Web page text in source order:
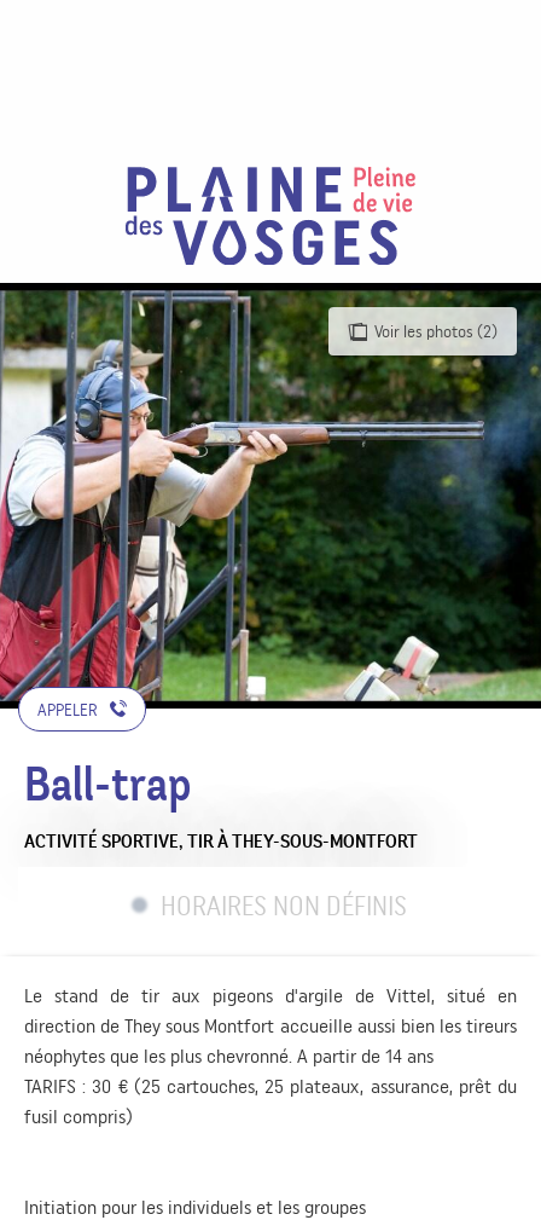
Voir les photos (2)
APPELER
Ball-trap
ACTIVITÉ SPORTIVE, TIRÀ THEY-SOUS-MONTFORT
HORAIRES NON DÉFINIS
Le stand de tir aux pigeons d'argile de Vittel, situé en
direction de They sous Montfort accueille aussi bien les tireurs
néophytes que les plus chevronné. A partir de 14 ans
TARIFS : 30 € (25 cartouches, 25 plateaux, assurance, prêt du
fusil compris)
Initiation pour les individuels et les groupes